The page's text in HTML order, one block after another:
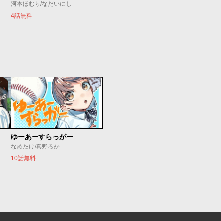
河本ほむら/なだいにし
4話無料
ゆーあーすらっがー
なめたけ/真野ろか
10話無料